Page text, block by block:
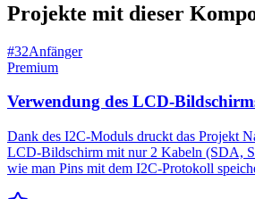
Projekte mit dieser
#32Anfänger
Premium
Verwendung des LCD-
Dank des I2C-Moduls druckt das Projekt
LCD-Bildschirm mit nur 2 Kabeln (SDA,
wie man Pins mit dem I2C-Protokoll